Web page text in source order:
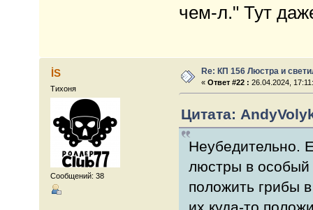
чем-л." Тут
İS
Тихоня
Сообщений: 38
Re: КП 156 Люстра и
«Ответ #22 : 26.04.2024,
Цитата:
Неубедительно.
люстры в особый
положить грибы